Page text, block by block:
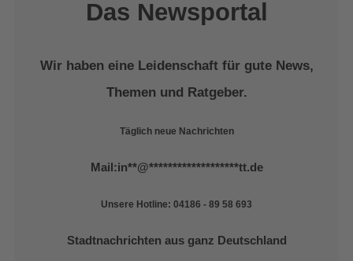
Das Newsportal
Wir haben eine Leidenschaft für gute News,
Themen und Ratgeber.
Täglich neue Nachrichten
Mail:in**@*******************tt.de
Unsere Hotline: 04186 - 89 58 693
Stadtnachrichten aus ganz Deutschland